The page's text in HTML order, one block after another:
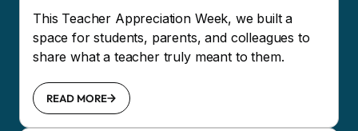
This Teacher Appreciation Week, we built a
space for students, parents, and colleagues to
share what a teacher truly meant to them.
READ MORE